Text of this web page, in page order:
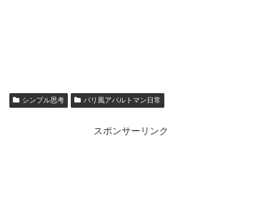
シンプル思考 パリ風アパルトマン日常
スポンサーリンク